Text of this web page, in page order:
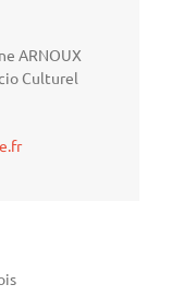
ARNOUX
Culturel